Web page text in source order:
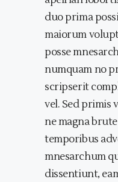
duo prima
maiorum
posse
numquam no
scripserit
vel. Sed primis
ne magna
temporibus
mnesarchum
dissentiunt,